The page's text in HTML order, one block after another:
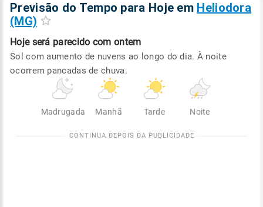
Previsão do Tempo para Hoje em Heliodora
(MG)
Hoje será parecido com ontem
Sol com aumento de nuvens ao longo do dia. À noite
ocorrem pancadas de chuva.
Madrugada Manhã Tarde Noite